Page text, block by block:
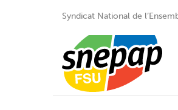
Syndicat National de